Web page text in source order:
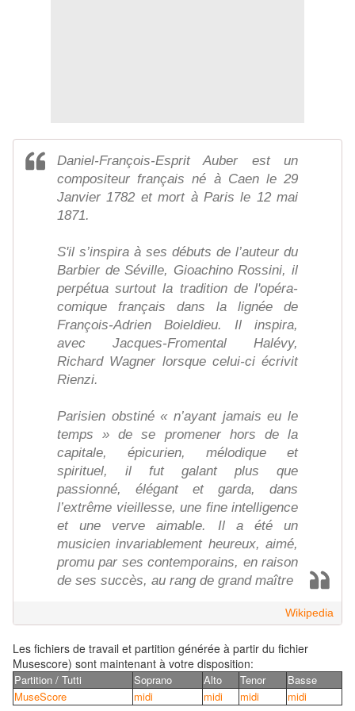
Daniel-François-Esprit Auber est un
compositeur français né à Caen le 29
Janvier 1782 et mort à Paris le 12 mai
1871.
S'il s’inspira à ses débuts de l’auteur du
Barbier de Séville, Gioachino Rossini, il
perpétua surtout la tradition de l'opéra-
comique français dans la lignée de
François-Adrien Boieldieu. Il inspira,
avec Jacques-Fromental Halévy,
Richard Wagner lorsque celui-ci écrivit
Rienzi.
Parisien obstiné « n’ayant jamais eu le
temps » de se promener hors de la
capitale, épicurien, mélodique et
spirituel, il fut galant plus que
passionné, élégant et garda, dans
l’extrême vieillesse, une fine intelligence
et une verve aimable. Il a été un
musicien invariablement heureux, aimé,
promu par ses contemporains, en raison
de ses succès, au rang de grand maître
Wikipedia
Les fichiers de travail et partition générée à partir du fichier
Musescore) sont maintenant à votre disposition:
Partition / Tutti Soprano Alto Tenor
Basse
MuseScore
midi midi midi midi